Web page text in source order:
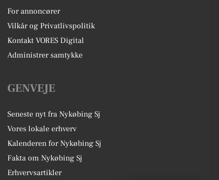
For annoncører
Vilkår og Privatlivspolitik
Kontakt VORES Digital
Administrer samtykke
GENVEJE
Seneste nyt fra Nykøbing Sj
Vores lokale erhverv
Kalenderen for Nykøbing Sj
Fakta om Nykøbing Sj
Erhvervsartikler